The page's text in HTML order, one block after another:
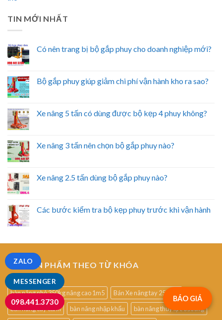
TIN MỚI NHẤT
Có nên trang bị bộ gắp phuy cho doanh nghiệp mới?
Bộ gắp phuy giúp giảm chi phí vận hành kho ra sao?
Xe nâng 5 tấn có dùng được bộ kẹp 4 phuy không?
Xe nâng 3 tấn nên chọn bộ gắp phuy nào?
Xe nâng 2.5 tấn dùng bộ gắp phuy nào?
Các bước kiểm tra bộ kẹp phuy trước khi vận hành
TÌM SẢN PHẨM THEO TỪ KHÓA
bàn nâng nhỏ 350kg nâng cao 1m5
Bán Xe nâng tay 2500kg
bàn nâng cây cảnh
bàn nâng nhập khẩu bàn nâng thủy lực 3500kg
BÁO GIÁ
MESSENGER
ZALO
098.441.3730